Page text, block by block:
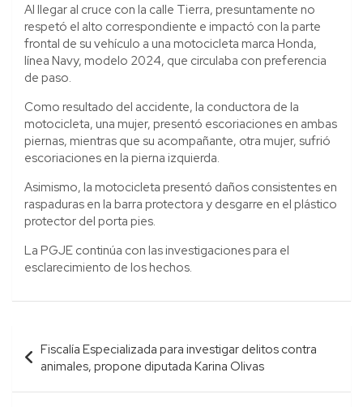
Al llegar al cruce con la calle Tierra, presuntamente no
respetó el alto correspondiente e impactó con la parte
frontal de su vehículo a una motocicleta marca Honda,
línea Navy, modelo 2024, que circulaba con preferencia
de paso.
Como resultado del accidente, la conductora de la
motocicleta, una mujer, presentó escoriaciones en ambas
piernas, mientras que su acompañante, otra mujer, sufrió
escoriaciones en la pierna izquierda.
Asimismo, la motocicleta presentó daños consistentes en
raspaduras en la barra protectora y desgarre en el plástico
protector del porta pies.
La PGJE continúa con las investigaciones para el
esclarecimiento de los hechos.
Navegación
de
entradas
Fiscalía Especializada para investigar delitos contra
animales, propone diputada Karina Olivas